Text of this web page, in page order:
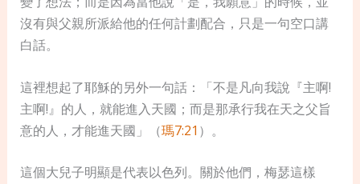
沒有與父親所派給他的任何計劃配合，只是一句空口講
白話。
這裡想起了耶穌的另外一句話：「不是凡向我說『主啊!
主啊!』的人，就能進入天國；而是那承行我在天之父旨
意的人，才能進天國」（瑪7:21 ）。
這個大兒子明顯是代表以色列。關於他們，梅瑟這樣